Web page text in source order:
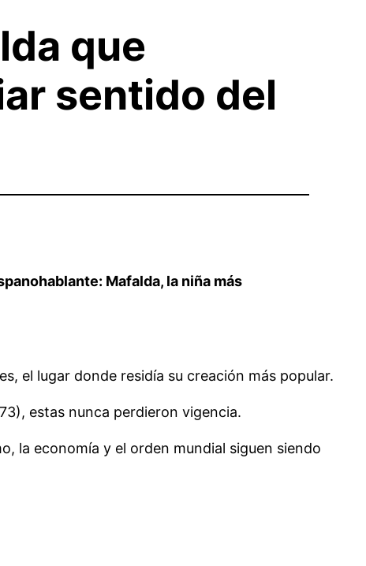
que
sentido del
Mafalda, la niña más
el lugar donde residía su creación más popular.
estas nunca perdieron vigencia.
la economía y el orden mundial siguen siendo